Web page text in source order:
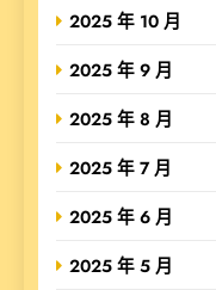
2025 年 10 月
2025 年 9 月
2025 年 8 月
2025 年 7 月
2025 年 6 月
2025 年 5 月